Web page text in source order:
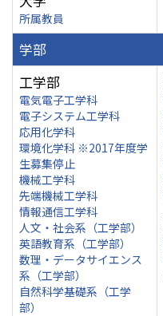
所属教員
学部
工学部
電気電子工学科
電子システム工学科
応用化学科
環境化学科 ※2017年度学
生募集停止
機械工学科
先端機械工学科
情報通信工学科
人文・社会系（工学部）
英語教育系（工学部）
数理・データサイエンス
系（工学部）
自然科学基礎系（工学
部）